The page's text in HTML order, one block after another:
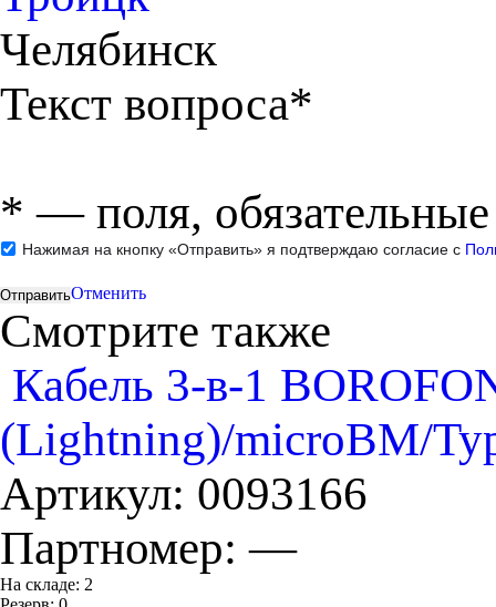
Челябинск
Текст вопроса*
* — поля,
Нажимая на кнопку «Отправить» я подтверждаю согласие с
Отменить
Смотрите также
Кабель 3-в-1
(Lightning)/microBM/
Артикул: 0093166
Партномер:—
На складе: 2